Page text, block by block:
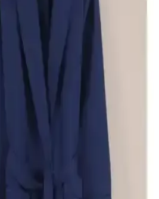
Garson Bornoz ve Dama Serisi
ve kullanıcı deneyimleri açısından
yüzey ve pamuk iç astar, uzun boy ve
Pike Bornoz
ve Kullanıcı Yorumları
bornozların özellikleri, kullanım
detaylı şekilde karşılaştırıldı,
sağlanıyor.
Serisi Pike Bornozları
Yorumları